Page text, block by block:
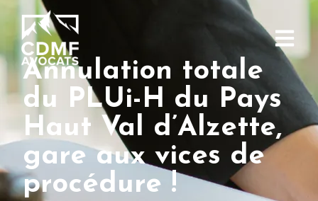
Annulation totale
du PLUi-H du Pays
Haut Val d’Alzette,
gare aux vices de
procédure !